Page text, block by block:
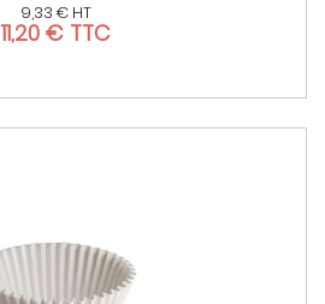
9,33 € HT
11,20 € TTC